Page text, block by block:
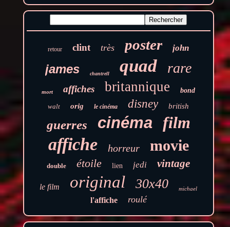
retour clint très poster john
james chantrell quad rare
mort affiches britannique bond
walt orig le cinéma disney british
guerres cinéma film
affiche horreur movie
double étoile lien jedi vintage
le film original 30x40 michael
l'affiche roulé